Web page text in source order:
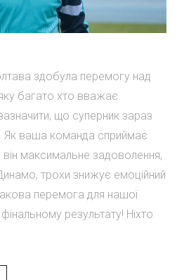
здобула перемогу над
багато хто вважає
що суперник зараз
Як ваша команда сприймає
він максимальне задоволення,
трохи знижує емоційний
перемога для нашої
результату! Ніхто